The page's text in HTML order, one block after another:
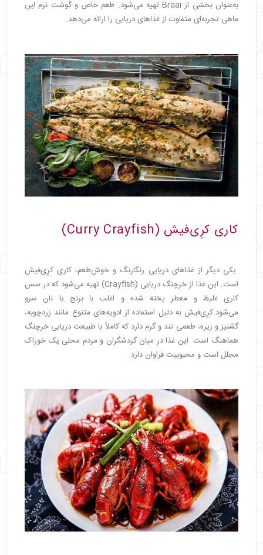
به‌عنوان بخشی از Braai تهیه می‌شود. طعم خاص و گوشت نرم این
ماهی تجربه‌ای متفاوت از غذاهای دریایی را ارائه می‌دهد.
کاری کرِی‌فیش (Curry Crayfish)
یکی دیگر از غذاهای دریایی رنگارنگ و خوش‌طعم، کاری کرِی‌فیش
است. این غذا از خرچنگ دریایی (Crayfish) تهیه می‌شود که در سس
کاری غلیظ و معطر پخته شده و اغلب با برنج یا نان سرو
می‌شود.کرِی‌فیش به دلیل استفاده از ادویه‌های متنوع مانند زردچوبه،
گشنیز و زیره، طعمی تند و گرم دارد که کاملاً با طبیعت دریایی خرچنگ
هماهنگ است. این غذا در میان گردشگران و مردم محلی یک خوراک
مجلل است و محبوبیت فراوان دارد.